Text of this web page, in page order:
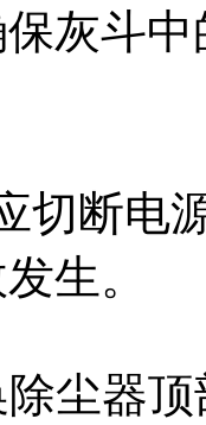
灰斗
切断电
生。
尘器